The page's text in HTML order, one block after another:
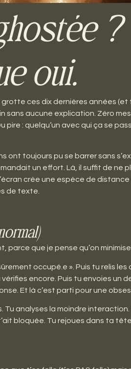
?
oui.
ces dix dernières années (et
sans aucune explication. Zéro
: quelqu’un avec qui ça se
ont toujours pu se barrer sans
un effort. Là, il suffit de ne
crée une espèce de distance
de texte.
parce que je pense qu’on
occupé.e ». Puis tu relis les
encore. Puis tu envoies un
Et là c’est parti pour une
analyses la moindre
bloquée. Tu rejoues dans ta